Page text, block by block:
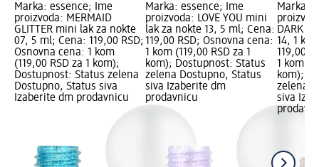
Marka: essence; Ime
proizvoda: MERMAID
GLITTER mini lak za nokte
07, 5 ml; Cena: 119,00 RSD;
Osnovna cena: 1 kom
(119,00 RSD za 1 kom);
Dostupnost: Status zelena
Dostupno, Status siva
Izaberite dm prodavnicu
Marka: essence; Ime
proizvoda: LOVE YOU mini
lak za nokte 13, 5 ml; Cena:
119,00 RSD; Osnovna cena:
1 kom (119,00 RSD za 1
kom); Dostupnost: Status
zelena Dostupno, Status
siva Izaberite dm
prodavnicu
Marka:
DARK
14, 1
119,00
1 kom
kom);
zelena
siva